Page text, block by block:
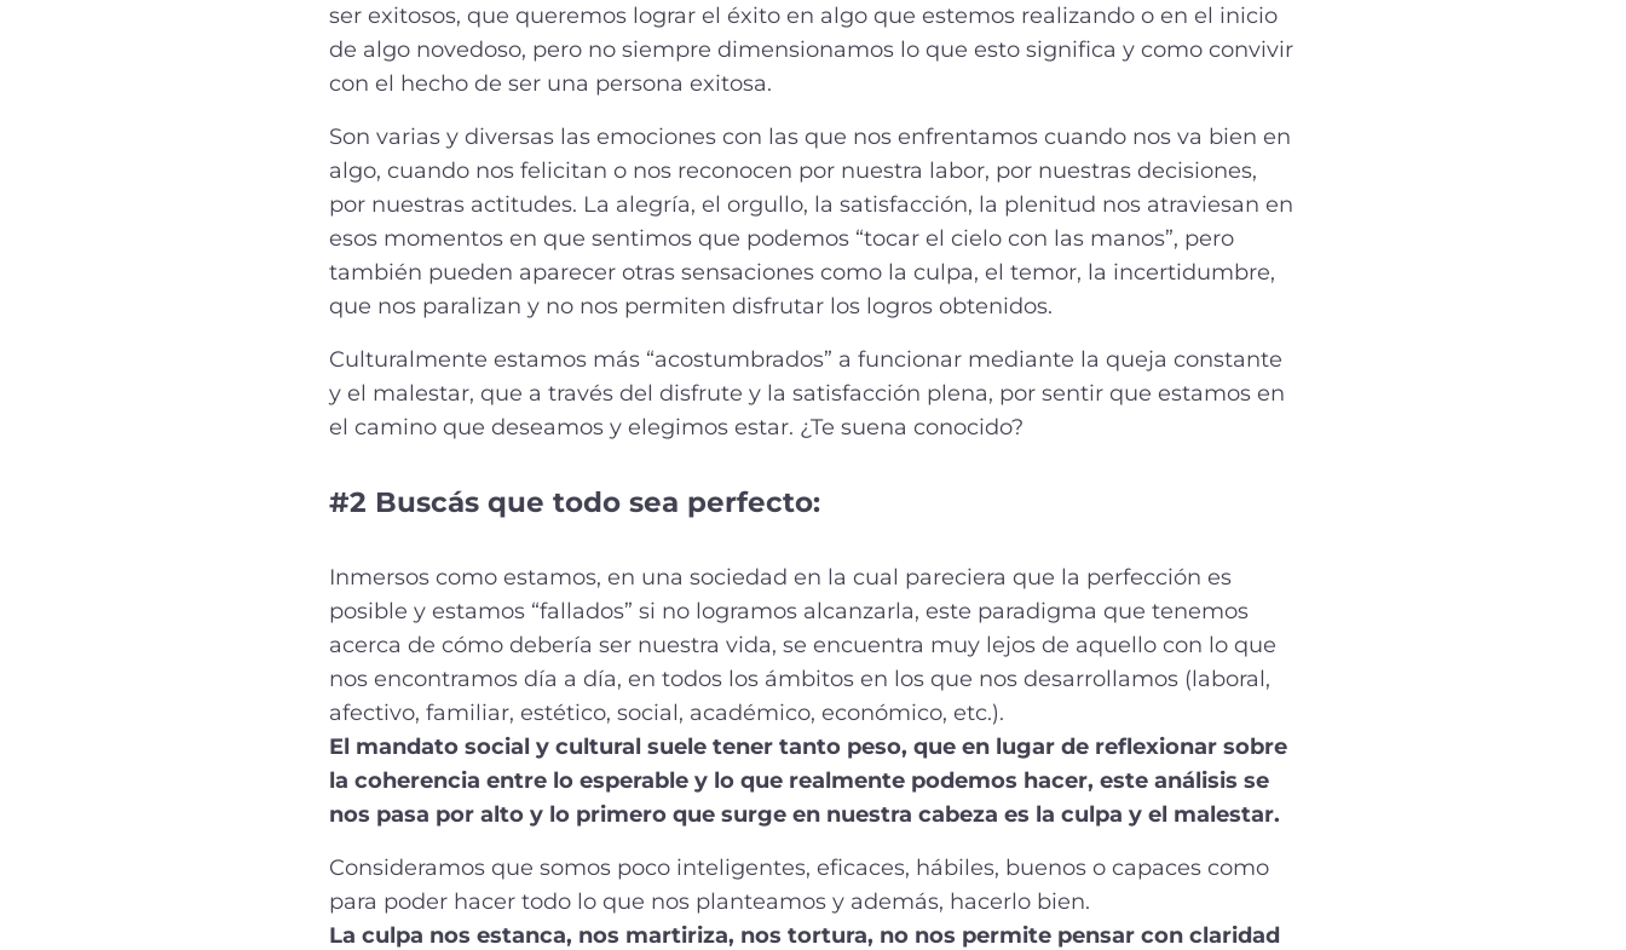
ser exitosos, que queremos lograr el éxito en algo que estemos realizando o en el inicio
de algo novedoso, pero no siempre dimensionamos lo que esto significa y como convivir
con el hecho de ser una persona exitosa.
Son varias y diversas las emociones con las que nos enfrentamos cuando nos va bien en
algo, cuando nos felicitan o nos reconocen por nuestra labor, por nuestras decisiones,
por nuestras actitudes. La alegría, el orgullo, la satisfacción, la plenitud nos atraviesan en
esos momentos en que sentimos que podemos “tocar el cielo con las manos”, pero
también pueden aparecer otras sensaciones como la culpa, el temor, la incertidumbre,
que nos paralizan y no nos permiten disfrutar los logros obtenidos.
Culturalmente estamos más “acostumbrados” a funcionar mediante la queja constante
y el malestar, que a través del disfrute y la satisfacción plena, por sentir que estamos en
el camino que deseamos y elegimos estar. ¿Te suena conocido?
#2 Buscás que todo sea perfecto:
Inmersos como estamos, en una sociedad en la cual pareciera que la perfección es
posible y estamos “fallados” si no logramos alcanzarla, este paradigma que tenemos
acerca de cómo debería ser nuestra vida, se encuentra muy lejos de aquello con lo que
nos encontramos día a día, en todos los ámbitos en los que nos desarrollamos (laboral,
afectivo, familiar, estético, social, académico, económico, etc.).
El mandato social y cultural suele tener tanto peso, que en lugar de reflexionar sobre
la coherencia entre lo esperable y lo que realmente podemos hacer, este análisis se
nos pasa por alto y lo primero que surge en nuestra cabeza es la culpa y el malestar.
Consideramos que somos poco inteligentes, eficaces, hábiles, buenos o capaces como
para poder hacer todo lo que nos planteamos y además, hacerlo bien.
La culpa nos estanca, nos martiriza, nos tortura, no nos permite pensar con claridad